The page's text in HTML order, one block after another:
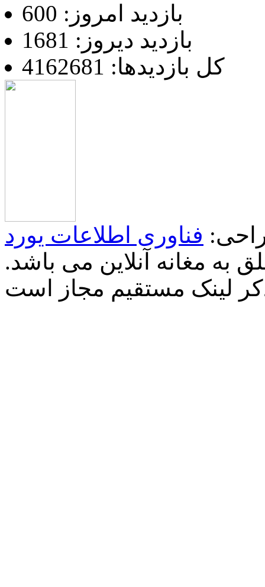
بازدید امروز: 600
بازدید دیروز: 1681
کل بازدیدها: 4162681
فناوری اطلاعات یورد
به مغانه آنلاین می باشد.